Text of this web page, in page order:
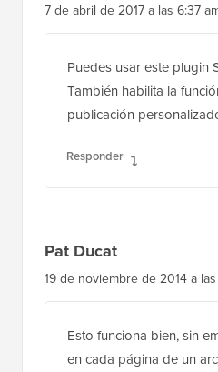
7 de abril de 2017 a las 6:37
Puedes usar este plugin
También habilita la
publicación
Responder
Pat Ducat
19 de noviembre de 2014 a
Esto funciona bien, sin
en cada página de un